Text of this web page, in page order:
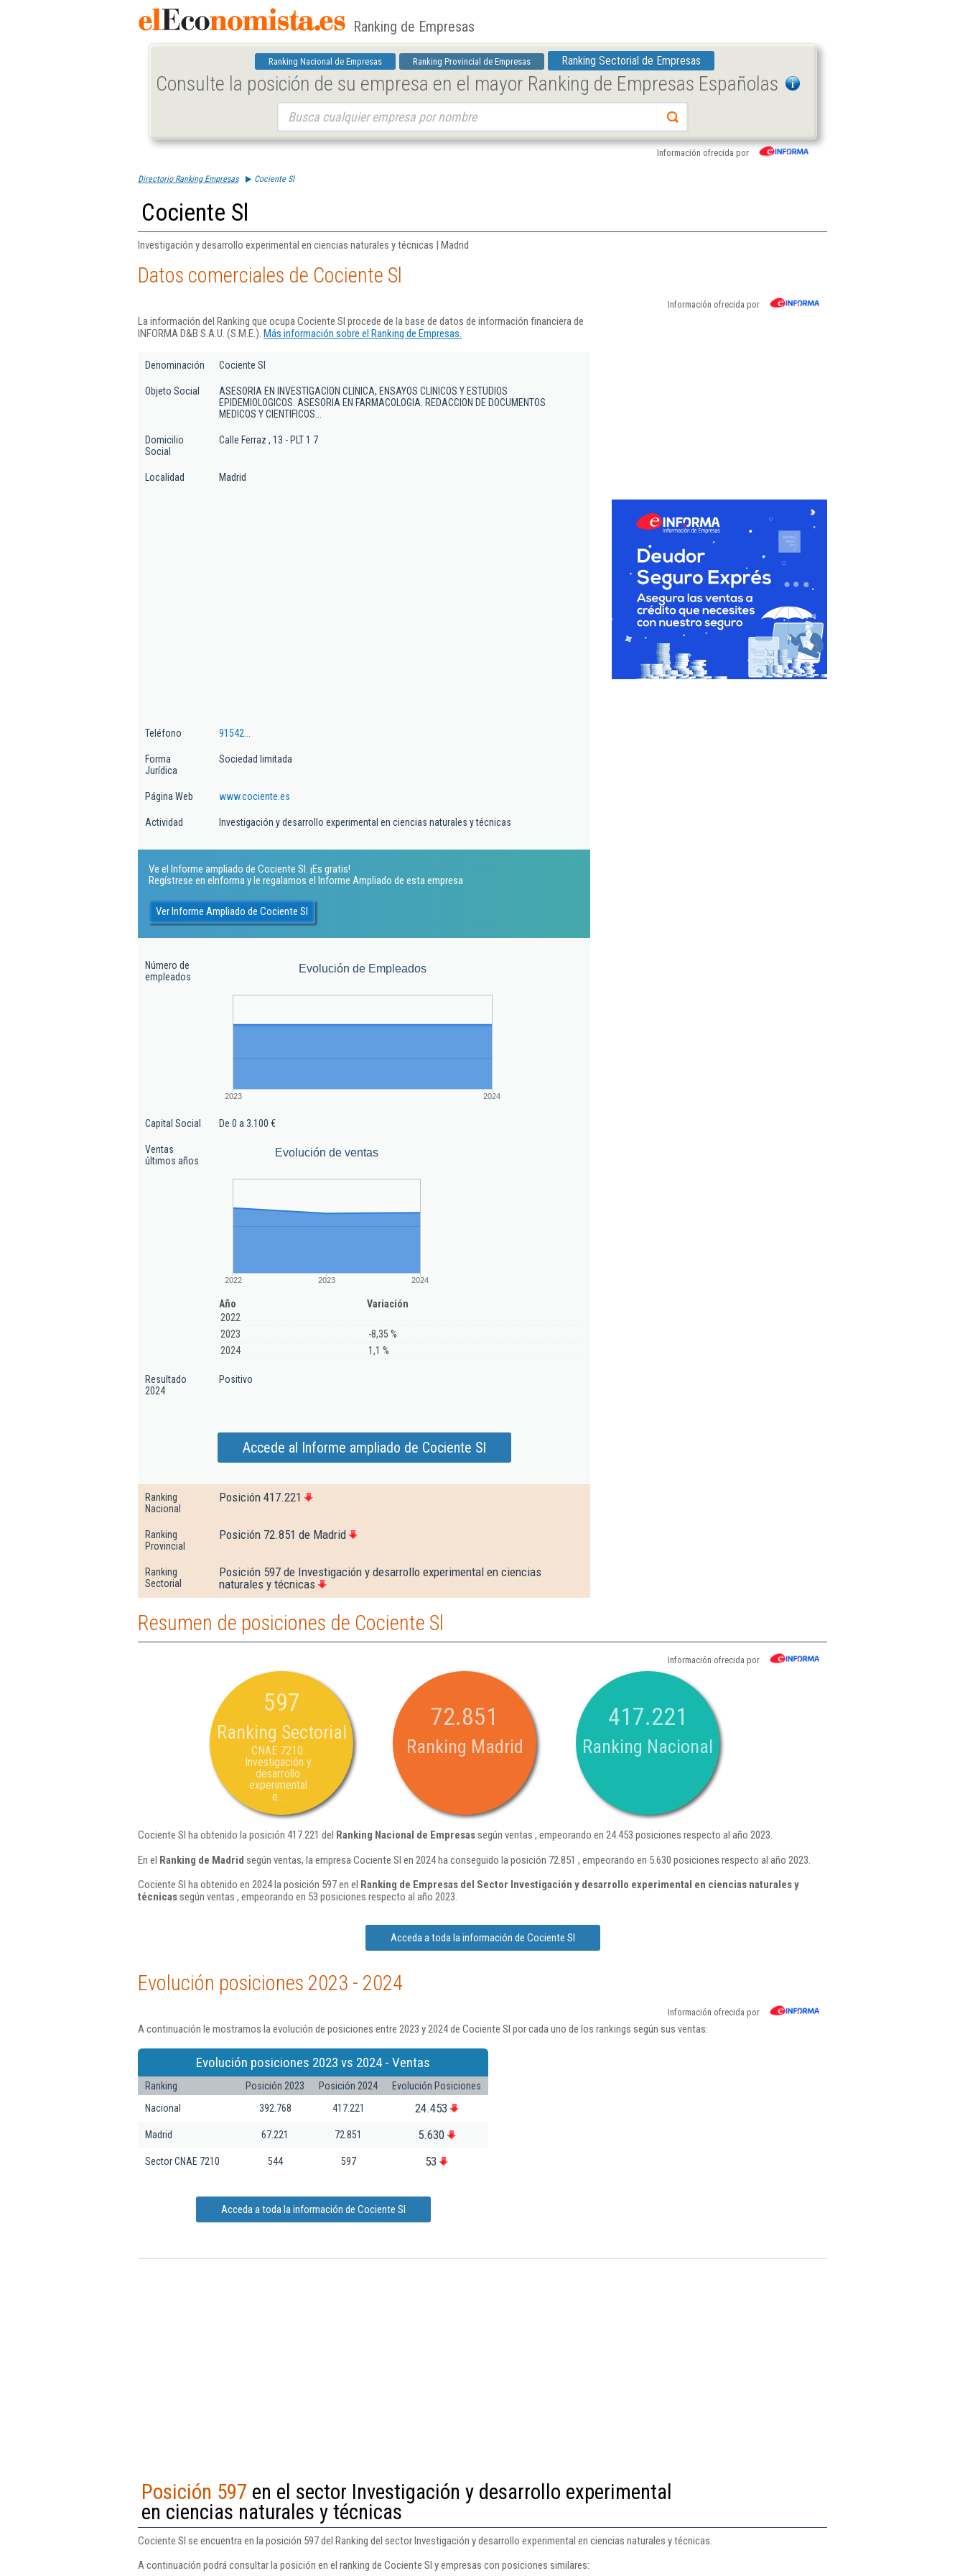
Ranking de Empresas
Ranking Nacional de Empresas Ranking Provincial de Empresas Ranking Sectorial de Empresas
Consulte la posición de su empresa en el mayor Ranking de Empresas Españolas
Información ofrecida por
Directorio Ranking Empresas Cociente Sl
Cociente Sl
Investigación y desarrollo experimental en ciencias naturales y técnicas | Madrid
Datos comerciales de Cociente Sl
Información ofrecida por
La información del Ranking que ocupa Cociente Sl procede de la base de datos de información financiera de
INFORMA D&B S.A.U. (S.M.E.). Más información sobre el Ranking de Empresas.
Denominación Cociente Sl
Objeto Social
ASESORIA EN INVESTIGACION CLINICA, ENSAYOS CLINICOS Y ESTUDIOS
EPIDEMIOLOGICOS. ASESORIA EN FARMACOLOGIA. REDACCION DE DOCUMENTOS
MEDICOS Y CIENTIFICOS...
Domicilio
Social
Calle Ferraz , 13 - PLT 1 7
Localidad Madrid
Teléfono 91542...
Forma
Jurídica
Sociedad limitada
Página Web www.cociente.es
Actividad Investigación y desarrollo experimental en ciencias naturales y técnicas
Ve el Informe ampliado de Cociente Sl. ¡Es gratis!
Regístrese en eInforma y le regalamos el Informe Ampliado de esta empresa
Ver Informe Ampliado de Cociente Sl
Número de
empleados
Evolución de Empleados
2023 2024
Capital Social De 0 a 3.100 €
Ventas
últimos años
Evolución de ventas
2022 2023 2024
Año
Variación
2022
2023
-8,35 %
2024
1,1 %
Resultado
2024
Positivo
Accede al Informe ampliado de Cociente Sl
Ranking
Nacional
Posición 417.221
Ranking
Provincial
Posición 72.851 de Madrid
Ranking
Sectorial
Posición 597 de Investigación y desarrollo experimental en ciencias
naturales y técnicas
Resumen de posiciones de Cociente Sl
Información ofrecida por
597
Ranking Sectorial
CNAE 7210:
Investigación y
desarrollo
experimental
e...
72.851
Ranking Madrid
417.221
Ranking Nacional
Cociente Sl ha obtenido la posición 417.221 del Ranking Nacional de Empresassegún ventas , empeorando en 24.453 posiciones respecto al año 2023.
En el Ranking de Madrid según ventas, la empresa Cociente Sl en 2024 ha conseguido la posición 72.851 , empeorando en 5.630 posiciones respecto al año 2023.
Cociente Sl ha obtenido en 2024 la posición 597 en el Ranking de Empresas del Sector Investigación y desarrollo experimental en ciencias naturales y
técnicassegún ventas , empeorando en 53 posiciones respecto al año 2023.
Acceda a toda la información de Cociente Sl
Evolución posiciones 2023 - 2024
Información ofrecida por
A continuación le mostramos la evolución de posiciones entre 2023 y 2024 de Cociente Sl por cada uno de los rankings según sus ventas:
Evolución posiciones 2023 vs 2024 - Ventas
Ranking Posición 2023 Posición 2024
Evolución Posiciones
Nacional
392.768 417.221 24.453
Madrid 67.221 72.851 5.630
Sector CNAE 7210 544 597 53
Acceda a toda la información de Cociente Sl
Posición 597 en el sector Investigación y desarrollo experimental
en ciencias naturales y técnicas
Cociente Sl se encuentra en la posición 597 del Ranking del sector Investigación y desarrollo experimental en ciencias naturales y técnicas.
A continuación podrá consultar la posición en el ranking de Cociente Sl y empresas con posiciones similares: